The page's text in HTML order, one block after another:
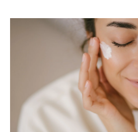
moda & ljepota